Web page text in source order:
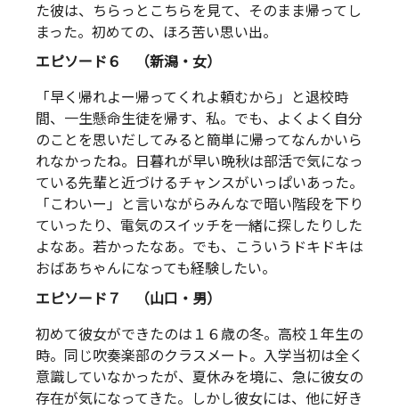
た彼は、ちらっとこちらを見て、そのまま帰ってし
まった。初めての、ほろ苦い思い出。
エピソード６ （新潟・女）
「早く帰れよー帰ってくれよ頼むから」と退校時
間、一生懸命生徒を帰す、私。でも、よくよく自分
のことを思いだしてみると簡単に帰ってなんかいら
れなかったね。日暮れが早い晩秋は部活で気になっ
ている先輩と近づけるチャンスがいっぱいあった。
「こわいー」と言いながらみんなで暗い階段を下り
ていったり、電気のスイッチを一緒に探したりした
よなあ。若かったなあ。でも、こういうドキドキは
おばあちゃんになっても経験したい。
エピソード７ （山口・男）
初めて彼女ができたのは１６歳の冬。高校１年生の
時。同じ吹奏楽部のクラスメート。入学当初は全く
意識していなかったが、夏休みを境に、急に彼女の
存在が気になってきた。しかし彼女には、他に好き